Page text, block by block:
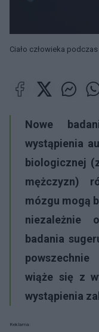
Ciało człowieka
Nowe
wystąpienia
biologicznej
mężczyzn)
mózgu mogą
niezależnie
badania
wiąże się z
wystąpienia
Reklama: